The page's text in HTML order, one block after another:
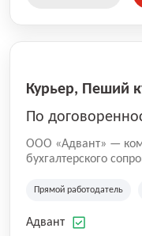
Курьер, Пеший
По
ООО «Адвант» —
бухгалтерского
зарегистрирована в
лиц и коммерческих
Прямой работодатель
Адвант